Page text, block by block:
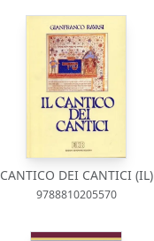
CANTICO DEI CANTICI (IL)
9788810205570